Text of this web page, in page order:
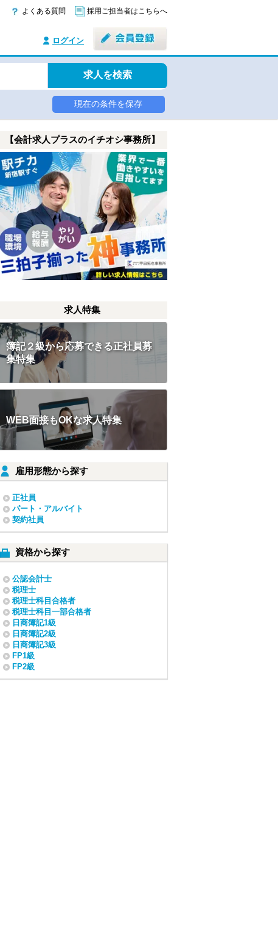
よくある質問 採用ご担当者はこちらへ
ログイン
求人を検索
現在の条件を保存
【会計求人プラスのイチオシ事務所】
求人特集
簿記２級から応募できる正社員募
集特集
WEB面接もOKな求人特集
雇用形態から探す
正社員
パート・アルバイト
契約社員
資格から探す
公認会計士
税理士
税理士科目合格者
税理士科目一部合格者
日商簿記1級
日商簿記2級
日商簿記3級
FP1級
FP2級